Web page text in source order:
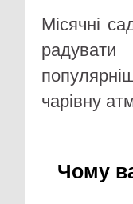
Місячні
чарівну
Чому